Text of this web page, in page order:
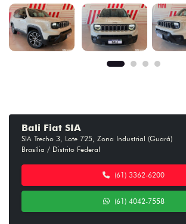
Bali Fiat SIA
SIA Trecho 3, Lote 725, Zona Industrial (Guará)
Brasília / Distrito Federal
(61) 3362-6200
(61) 4042-7558